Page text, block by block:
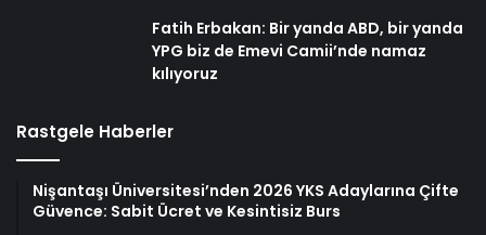
Fatih Erbakan: Bir yanda ABD, bir yanda
YPG biz de Emevi Camii’nde namaz
kılıyoruz
Rastgele Haberler
Nişantaşı Üniversitesi’nden 2026 YKS Adaylarına Çifte
Güvence: Sabit Ücret ve Kesintisiz Burs